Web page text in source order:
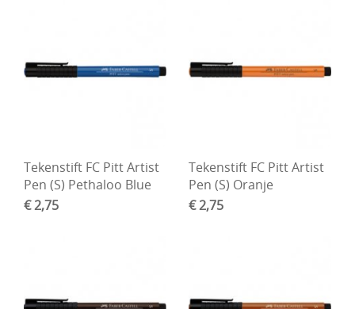
Bloemen uit crêpepapier of chenille
Cadeaubon
Diversen
Tekenstift FC Pitt Artist
Pen (S) Pethaloo Blue
€ 2,75
Tekenstift FC Pitt Artist
Pen (S) Oranje
€ 2,75